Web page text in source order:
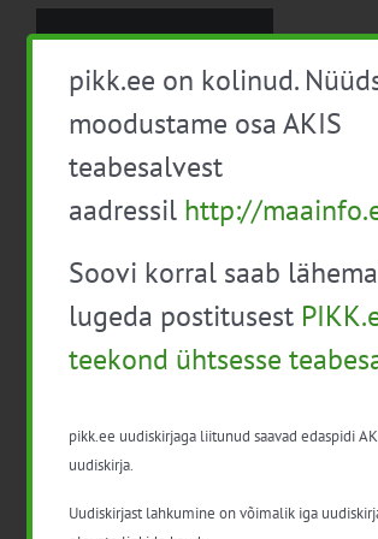
Alustava noore ettevõtja äriplaan,
toetused
Maaelu Teadmuskeskus korraldab
septembris 2025 samasisulised
põllumajandusliku tegevusega
pikk.ee on kolinud.
moodustame osa AKIS
teabesalvest
aadressil http://
Soovi korral saab
lugeda postitusest
teekond ühtsesse
pikk.ee uudiskirjaga liitunud saavad edaspidi
uudiskirja.
Uudiskirjast lahkumine on võimalik iga